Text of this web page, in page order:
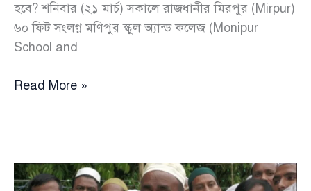
হবে? শনিবার (২১ মার্চ) সকালে রাজধানীর মিরপুর (Mirpur)
৬০ ফিট সংলগ্ন মণিপুর স্কুল অ্যান্ড কলেজ (Monipur
School and
ভোট
হারাম
কেন
Read More »